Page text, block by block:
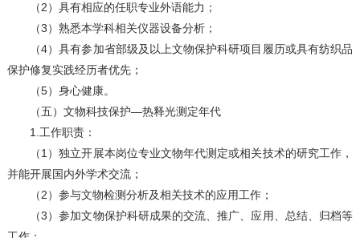
（2）具有相应的任职专业外语能力；
（3）熟悉本学科相关仪器设备分析；
（4）具有参加省部级及以上文物保护科研项目履历或具有纺织品
保护修复实践经历者优先；
（5）身心健康。
（五）文物科技保护—热释光测定年代
1.工作职责：
（1）独立开展本岗位专业文物年代测定或相关技术的研究工作，
并能开展国内外学术交流；
（2）参与文物检测分析及相关技术的应用工作；
（3）参加文物保护科研成果的交流、推广、应用、总结、归档等